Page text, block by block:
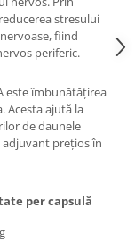
stresului
fiind
periferic.
este îmbunătățirea
Acesta ajută la
de daunele
adjuvant prețios în
per capsulă